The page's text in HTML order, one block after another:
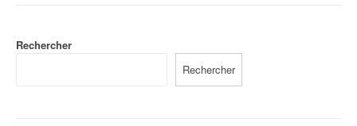
Rechercher
Rechercher